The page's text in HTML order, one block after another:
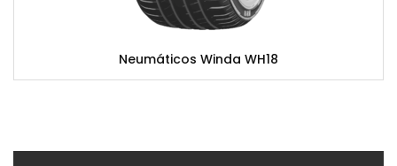
Neumáticos Winda WH18